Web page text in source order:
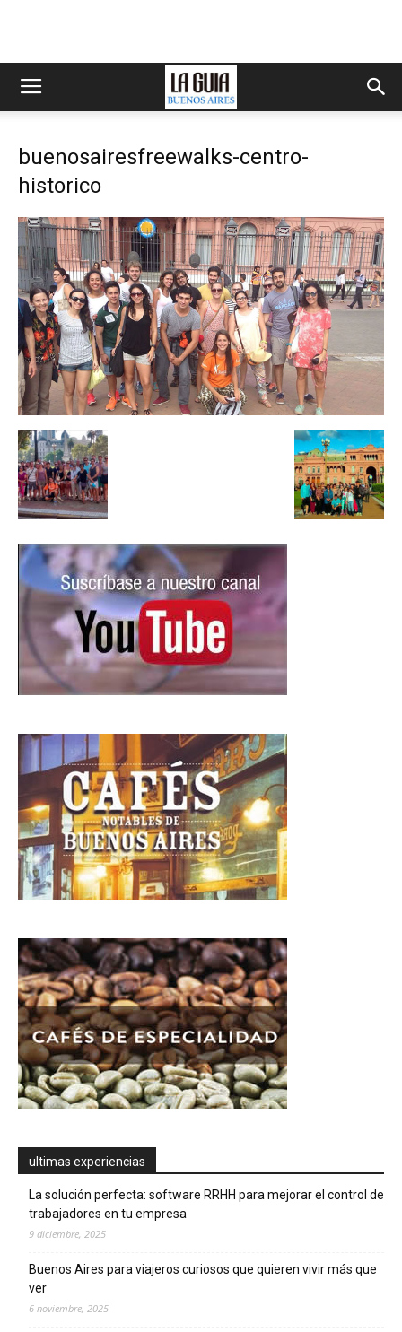
buenosairesfreewalks-centro-
historico
ultimas experiencias
La solución perfecta: software RRHH para mejorar el control de
trabajadores en tu empresa
9 diciembre, 2025
Buenos Aires para viajeros curiosos que quieren vivir más que
ver
6 noviembre, 2025